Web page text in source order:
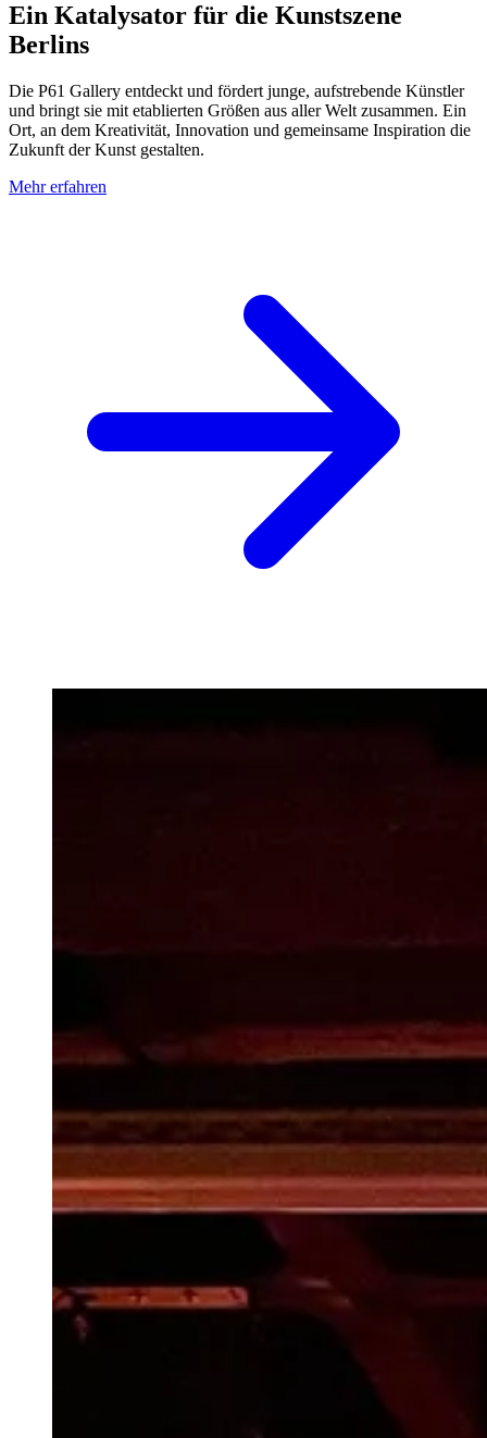
Ein Katalysator für die Kunstszene
Berlins
Die P61 Gallery entdeckt und fördert junge, aufstrebende Künstler
und bringt sie mit etablierten Größen aus aller Welt zusammen. Ein
Ort, an dem Kreativität, Innovation und gemeinsame Inspiration die
Zukunft der Kunst gestalten.
Mehr erfahren